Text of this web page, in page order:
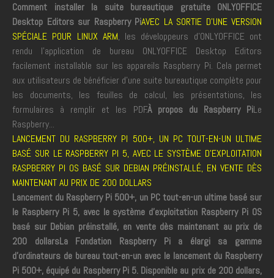
Comment installer la suite bureautique gratuite ONLYOFFICE
Desktop Editors sur Raspberry PiAVEC LA SORTIE D'UNE VERSION
SPÉCIALE POUR LINUX ARM, les développeurs d'ONLYOFFICE ont
rendu l'application de bureau ONLYOFFICE Desktop Editors
facilement installable sur les appareils Raspberry Pi. Cela permet
aux utilisateurs de bénéficier d'une suite bureautique complète pour
les documents, les feuilles de calcul, les présentations, les
formulaires à remplir et les PDF.À propos du Raspberry PiLe
Raspberry...
LANCEMENT DU RASPBERRY PI 500+, UN PC TOUT-EN-UN ULTIME
BASÉ SUR LE RASPBERRY PI 5, AVEC LE SYSTÈME D'EXPLOITATION
RASPBERRY PI OS BASÉ SUR DEBIAN PRÉINSTALLÉ, EN VENTE DÈS
MAINTENANT AU PRIX DE 200 DOLLARS
Lancement du Raspberry Pi 500+, un PC tout-en-un ultime basé sur
le Raspberry Pi 5, avec le système d'exploitation Raspberry Pi OS
basé sur Debian préinstallé, en vente dès maintenant au prix de
200 dollarsLa Fondation Raspberry Pi a élargi sa gamme
d'ordinateurs de bureau tout-en-un avec le lancement du Raspberry
Pi 500+, équipé du Raspberry Pi 5. Disponible au prix de 200 dollars,